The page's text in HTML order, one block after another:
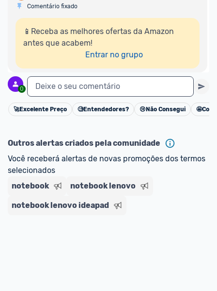
Comentário fixado
📱Receba as melhores ofertas da Amazon
antes que acabem!
Entrar no grupo
0 Deixe o seu comentário
Cancelar
🚀Excelente Preço 🧐Entendedores? 😢 Não Consegui 🤩
Outros alertas criados pela comunidade
Você receberá alertas de novas promoções dos termos
selecionados
notebook
notebook lenovo
notebook lenovo ideapad